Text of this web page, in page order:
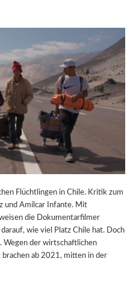
Flüchtlingen in Chile. Kritik zum
und Amílcar Infante. Mit
die Dokumentarfilmer
wie viel Platz Chile hat. Doch
Wegen der wirtschaftlichen
ab 2021, mitten in der